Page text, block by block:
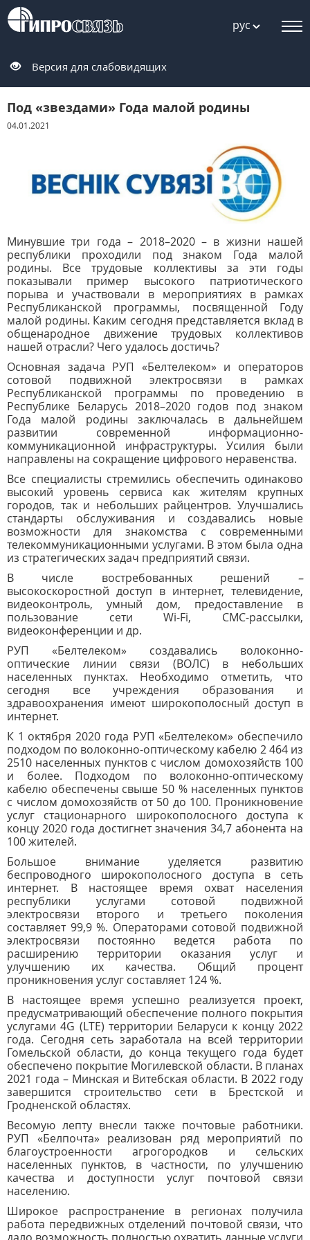
рус
Версия для слабовидящих
Под «звездами» Года малой родины
04.01.2021
Минувшие три года – 2018–2020 – в жизни нашей
республики проходили под знаком Года малой
родины. Все трудовые коллективы за эти годы
показывали пример высокого патриотического
порыва и участвовали в мероприятиях в рамках
Республиканской программы, посвященной Году
малой родины. Каким сегодня представляется вклад в
общенародное движение трудовых коллективов
нашей отрасли? Чего удалось достичь?
Основная задача РУП «Белтелеком» и операторов
сотовой подвижной электросвязи в рамках
Республиканской программы по проведению в
Республике Беларусь 2018–2020 годов под знаком
Года малой родины заключалась в дальнейшем
развитии современной информационно-
коммуникационной инфраструктуры. Усилия были
направлены на сокращение цифрового неравенства.
Все специалисты стремились обеспечить одинаково
высокий уровень сервиса как жителям крупных
городов, так и небольших райцентров. Улучшались
стандарты обслуживания и создавались новые
возможности для знакомства с современными
телекоммуникационными услугами. В этом была одна
из стратегических задач предприятий связи.
В числе востребованных решений –
высокоскоростной доступ в интернет, телевидение,
видеоконтроль, умный дом, предоставление в
пользование сети Wi-Fi, СМС-рассылки,
видеоконференции и др.
РУП «Белтелеком» создавались волоконно-
оптические линии связи (ВОЛС) в небольших
населенных пунктах. Необходимо отметить, что
сегодня все учреждения образования и
здравоохранения имеют широкополосный доступ в
интернет.
К 1 октября 2020 года РУП «Белтелеком» обеспечило
подходом по волоконно-оптическому кабелю 2 464 из
2510 населенных пунктов с числом домохозяйств 100
и более. Подходом по волоконно-оптическому
кабелю обеспечены свыше 50 % населенных пунктов
с числом домохозяйств от 50 до 100. Проникновение
услуг стационарного широкополосного доступа к
концу 2020 года достигнет значения 34,7 абонента на
100 жителей.
Большое внимание уделяется развитию
беспроводного широкополосного доступа в сеть
интернет. В настоящее время охват населения
республики услугами сотовой подвижной
электросвязи второго и третьего поколения
составляет 99,9 %. Операторами сотовой подвижной
электросвязи постоянно ведется работа по
расширению территории оказания услуг и
улучшению их качества. Общий процент
проникновения услуг составляет 124 %.
В настоящее время успешно реализуется проект,
предусматривающий обеспечение полного покрытия
услугами 4G (LTE) территории Беларуси к концу 2022
года. Сегодня сеть заработала на всей территории
Гомельской области, до конца текущего года будет
обеспечено покрытие Могилевской области. В планах
2021 года – Минская и Витебская области. В 2022 году
завершится строительство сети в Брестской и
Гродненской областях.
Весомую лепту внесли также почтовые работники.
РУП «Белпочта» реализован ряд мероприятий по
благоустроенности агрогородков и сельских
населенных пунктов, в частности, по улучшению
качества и доступности услуг почтовой связи
населению.
Широкое распространение в регионах получила
работа передвижных отделений почтовой связи, что